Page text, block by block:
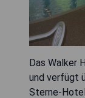
Das Walker
und verfügt
Sterne-